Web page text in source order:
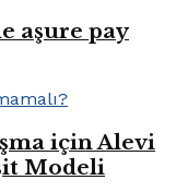
aşure pay
için Alevi
Modeli